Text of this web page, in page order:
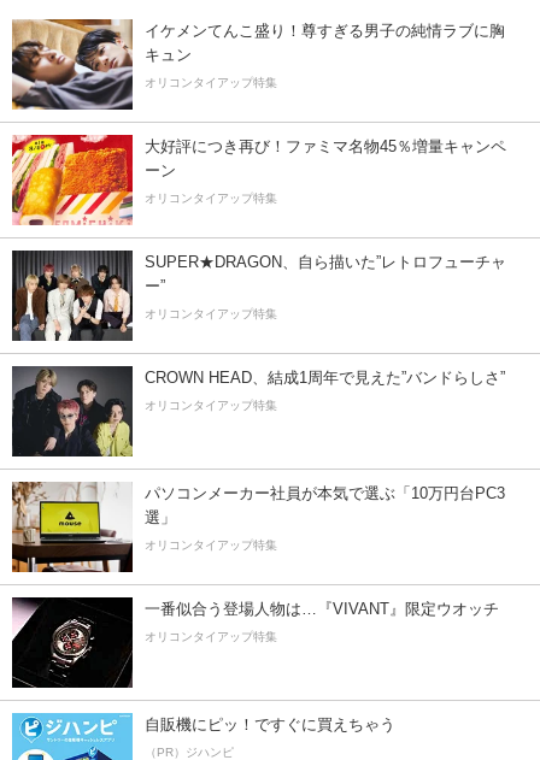
イケメンてんこ盛り！尊すぎる男子の純情ラブに胸
キュン
オリコンタイアップ特集
大好評につき再び！ファミマ名物45％増量キャンペ
ーン
オリコンタイアップ特集
SUPER★DRAGON、自ら描いた”レトロフューチャ
ー”
オリコンタイアップ特集
CROWN HEAD、結成1周年で見えた”バンドらしさ”
オリコンタイアップ特集
パソコンメーカー社員が本気で選ぶ「10万円台PC3
選」
オリコンタイアップ特集
一番似合う登場人物は…『VIVANT』限定ウオッチ
オリコンタイアップ特集
自販機にピッ！ですぐに買えちゃう
（PR）ジハンピ